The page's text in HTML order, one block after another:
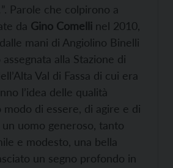
Parole che colpirono a
da Gino Comelli nel 2010,
mani di Angiolino Binelli
assegnata alla Stazione di
Val di Fassa di cui era
l’idea delle qualità
modo di essere, di agire e di
uomo generoso, tanto
e modesto, una bella
un segno profondo in